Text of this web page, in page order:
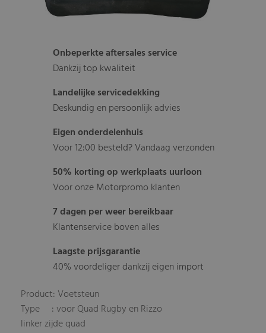
Onbeperkte aftersales service
Dankzij top kwaliteit
Landelijke servicedekking
Deskundig en persoonlijk advies
Eigen onderdelenhuis
Voor 12:00 besteld? Vandaag verzonden
50% korting op werkplaats uurloon
Voor onze Motorpromo klanten
7 dagen per weer bereikbaar
Klantenservice boven alles
Laagste prijsgarantie
40% voordeliger dankzij eigen import
Product: Voetsteun
Type : voor Quad Rugby en Rizzo
linker zijde quad